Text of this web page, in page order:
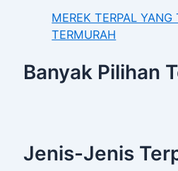
MEREK TERPAL YANG
TERMURAH
Banyak Pilihan
Jenis-Jenis